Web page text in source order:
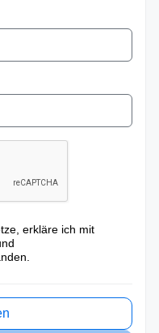
erkläre ich mit